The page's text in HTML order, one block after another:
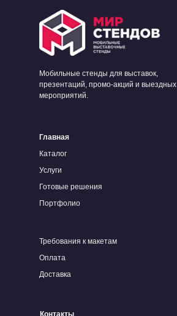
Мобильные стенды для выставок,
презентаций, промо-акций и выездных
мероприятий.
Требования к макетам
Оплата
Доставка
Главная
Каталог
Услуги
Готовые решения
Портфолио
Контакты